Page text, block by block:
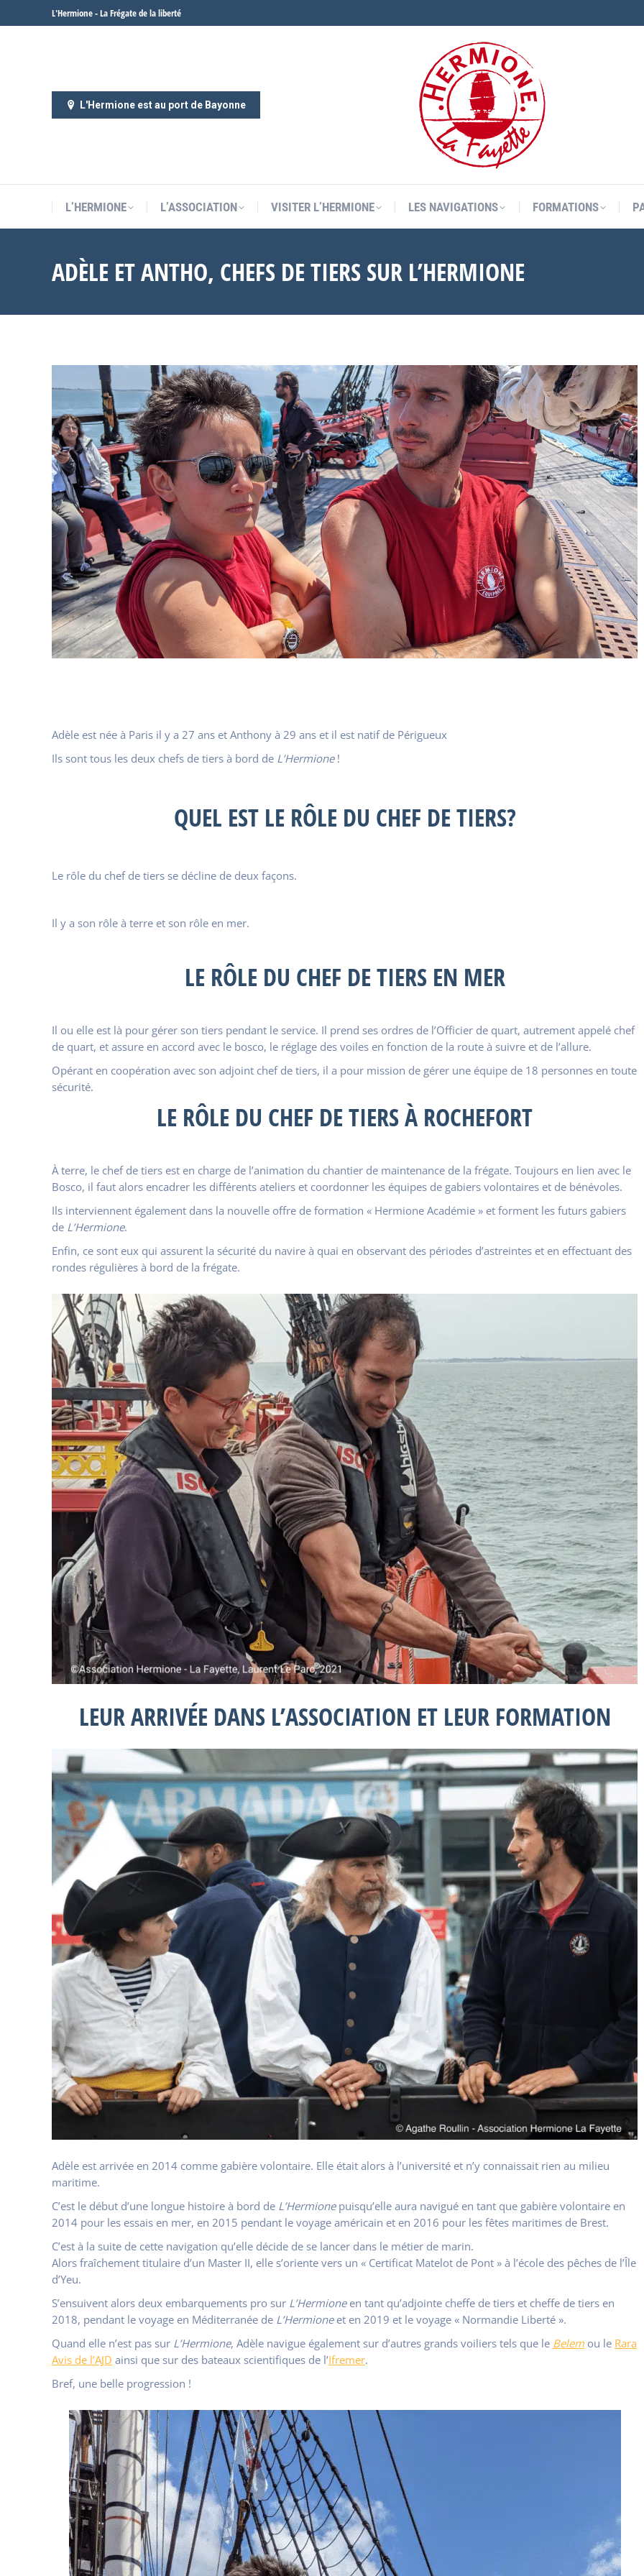
L'Hermione - La Frégate de la liberté
L'Hermione est au port de Bayonne
L’HERMIONE L’ASSOCIATION VISITER L’HERMIONE LES NAVIGATIONS FORMATIONS
ADÈLE ET ANTHO, CHEFS DE TIERS SUR L’HERMIONE
Adèle est née à Paris il y a 27 ans et Anthony à 29 ans et il est natif de Périgueux
Ils sont tous les deux chefs de tiers à bord de L’Hermione!
QUEL EST LE RÔLE DU CHEF DE TIERS?
Le rôle du chef de tiers se décline de deux façons.
Il y a son rôle à terre et son rôle en mer.
LE RÔLE DU CHEF DE TIERS EN MER
Il ou elle est là pour gérer son tiers pendant le service. Il prend ses ordres de l’Officier de quart, autrement appelé chef
de quart, et assure en accord avec le bosco, le réglage des voiles en fonction de la route à suivre et de l’allure.
Opérant en coopération avec son adjoint chef de tiers, il a pour mission de gérer une équipe de 18 personnes en toute
sécurité.
LE RÔLE DU CHEF DE TIERS À ROCHEFORT
À terre, le chef de tiers est en charge de l’animation du chantier de maintenance de la frégate. Toujours en lien avec le
Bosco, il faut alors encadrer les différents ateliers et coordonner les équipes de gabiers volontaires et de bénévoles.
Ils interviennent également dans la nouvelle offre de formation « Hermione Académie » et forment les futurs gabiers
de L’Hermione.
Enfin, ce sont eux qui assurent la sécurité du navire à quai en observant des périodes d’astreintes et en effectuant des
rondes régulières à bord de la frégate.
LEUR ARRIVÉE DANS L’ASSOCIATION ET LEUR FORMATION
Adèle est arrivée en 2014 comme gabière volontaire. Elle était alors à l’université et n’y connaissait rien au milieu
maritime.
C’est le début d’une longue histoire à bord de L’Hermionepuisqu’elle aura navigué en tant que gabière volontaire en
2014 pour les essais en mer, en 2015 pendant le voyage américain et en 2016 pour les fêtes maritimes de Brest.
C’est à la suite de cette navigation qu’elle décide de se lancer dans le métier de marin.
Alors fraîchement titulaire d’un Master II, elle s’oriente vers un « Certificat Matelot de Pont » à l’école des pêches de l’Île
d’Yeu.
S’ensuivent alors deux embarquements pro sur L’Hermioneen tant qu’adjointe cheffe de tiers et cheffe de tiers en
2018, pendant le voyage en Méditerranée de L’Hermioneet en 2019 et le voyage « Normandie Liberté ».
Quand elle n’est pas sur L’Hermione, Adèle navigue également sur d’autres grands voiliers tels que le Belem ou le Rara
Avis de l’AJD ainsi que sur des bateaux scientifiques de l’Ifremer.
Bref, une belle progression !
L’HERMIONE L’ASSOCIATION VISITER L’HERMIONE LES NAVIGATIONS FORMATIONS